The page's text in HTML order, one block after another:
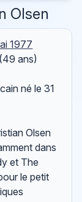
Olsen
1977
ans)
né le 31
Olsen
dans
et The
le petit